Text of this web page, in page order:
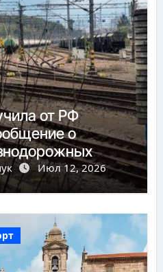
от РФ
о
Июл 12, 2026